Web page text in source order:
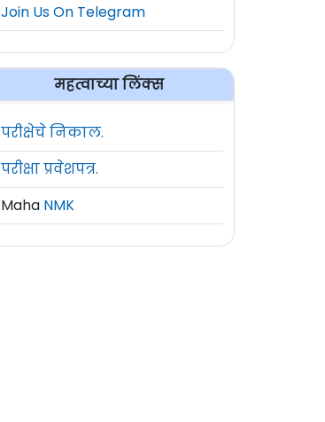
Join Us On Telegram
महत्वाच्या लिंक्स
परीक्षेचे निकाल.
परीक्षा प्रवेशपत्र.
Maha NMK